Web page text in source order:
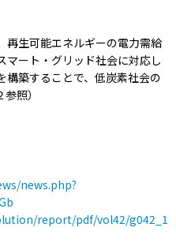
再生可能エネルギーの電力需給
マート・グリッド社会に対応し
構築することで、低炭素社会の
照）
news.php?
report/pdf/vol42/g042_1